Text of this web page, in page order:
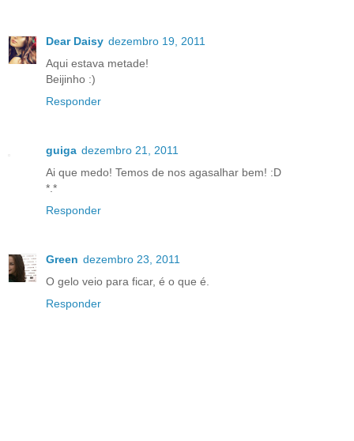
Dear Daisy dezembro 19, 2011
Aqui estava metade!
Beijinho :)
Responder
guiga dezembro 21, 2011
Ai que medo! Temos de nos agasalhar bem! :D
*.*
Responder
Green dezembro 23, 2011
O gelo veio para ficar, é o que é.
Responder